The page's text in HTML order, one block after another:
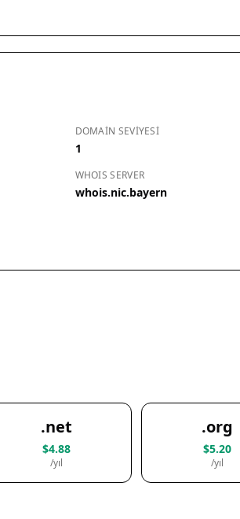
DOMAIN SEVIYESI
1
WHOIS SERVER
whois.nic.bayern
.net
$4.88
/yıl
.org
$5.20
/yıl